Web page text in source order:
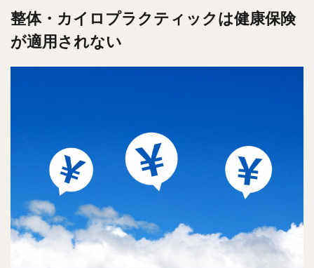
整体・カイロプラクティックは健康保険
が適用されない